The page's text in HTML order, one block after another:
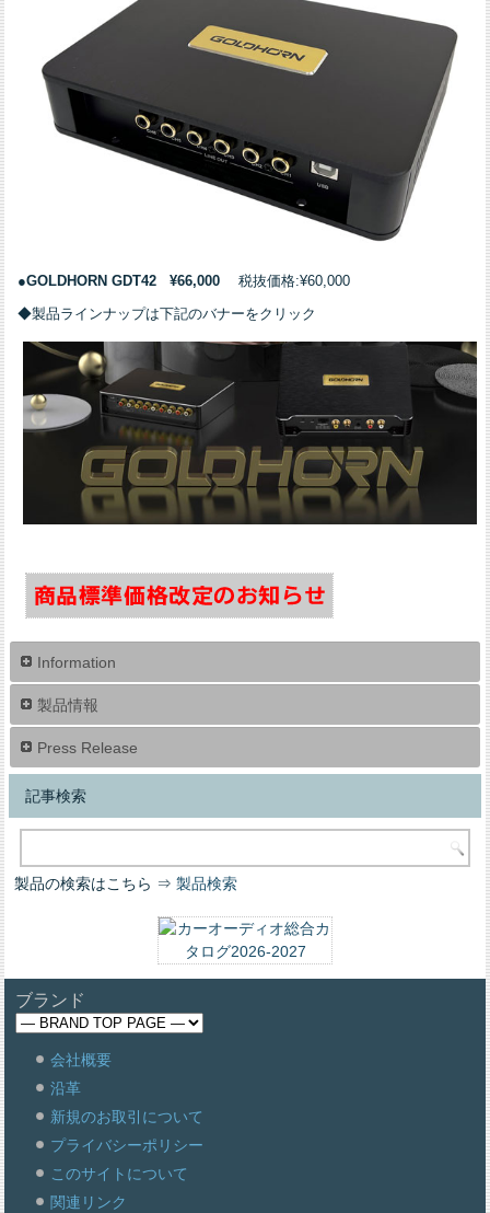
●GOLDHORN GDT42 ¥66,000 税抜価格:¥60,000
◆製品ラインナップは下記のバナーをクリック
Information
製品情報
Press Release
記事検索
製品の検索はこちら ⇒製品検索
ブランド
会社概要
沿革
新規のお取引について
プライバシーポリシー
このサイトについて
関連リンク